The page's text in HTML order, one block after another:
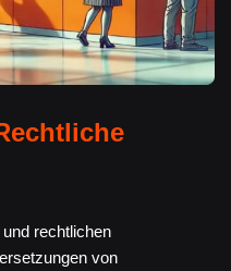
rechtlichen
von